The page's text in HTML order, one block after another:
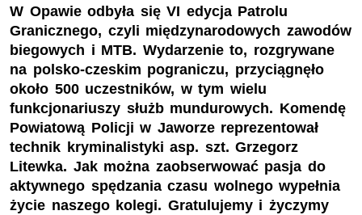
W Opawie odbyła się VI edycja Patrolu
Granicznego, czyli międzynarodowych zawodów
biegowych i MTB. Wydarzenie to, rozgrywane
na polsko-czeskim pograniczu, przyciągnęło
około 500 uczestników, w tym wielu
funkcjonariuszy służb mundurowych. Komendę
Powiatową Policji w Jaworze reprezentował
technik kryminalistyki asp. szt. Grzegorz
Litewka. Jak można zaobserwować pasja do
aktywnego spędzania czasu wolnego wypełnia
życie naszego kolegi. Gratulujemy i życzymy